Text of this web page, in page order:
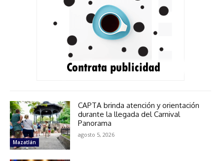
Mazatlán
CAPTA brinda atención y orientación
durante la llegada del Carnival
Panorama
agosto 5, 2026